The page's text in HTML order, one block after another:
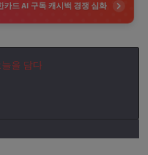
카드 AI 구독 캐시백 경쟁 심화
늘을 담다